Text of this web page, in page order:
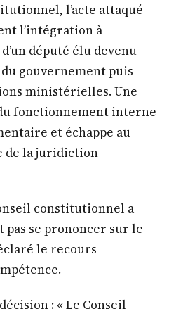
l’acte attaqué
l’intégration à
député élu devenu
gouvernement puis
ministérielles. Une
fonctionnement interne
et échappe au
de la juridiction
constitutionnel a
pas se prononcer sur le
le recours
: « Le Conseil